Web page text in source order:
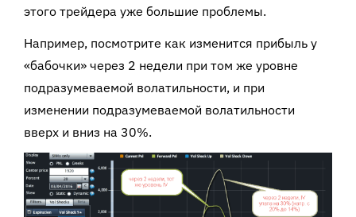
этого трейдера уже большие проблемы.
Например, посмотрите как изменится прибыль у
«бабочки» через 2 недели при том же уровне
подразумеваемой волатильности, и при
изменении подразумеваемой волатильности
вверх и вниз на 30%.